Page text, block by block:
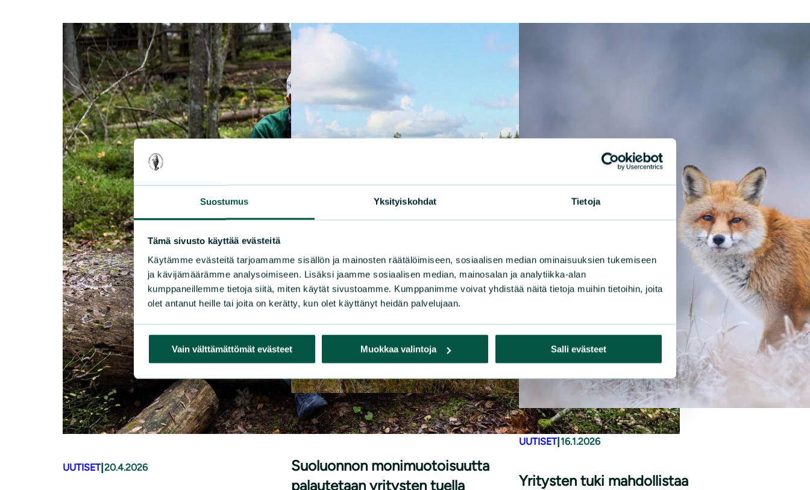
Suostumus Yksityiskohdat Tietoja
Tämä sivusto käyttää evästeitä
Käytämme evästeitä tarjoamamme sisällön ja mainosten räätälöimiseen, sosiaalisen median ominaisuuksien tukemiseen
ja kävijämäärämme analysoimiseen. Lisäksi jaamme sosiaalisen median, mainosalan ja analytiikka-alan
kumppaneillemme tietoja siitä, miten käytät sivustoamme. Kumppanimme voivat yhdistää näitä tietoja muihin tietoihin, joita
olet antanut heille tai joita on kerätty, kun olet käyttänyt heidän palvelujaan.
Vain välttämättömät evästeet Muokkaa valintoja Salli evästeet
UUTISET| 20.4.2026
ARTIKKELIT|23.3.2026
Suoluonnon monimuotoisuutta
palautetaan yritysten tuella
UUTISET| 16.1.2026
Yritysten tuki mahdollistaa